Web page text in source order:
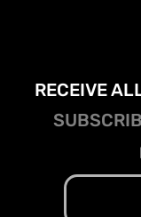
RECEIVE